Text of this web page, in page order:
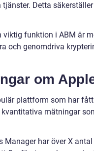
Detta
viktig funktion i ABM är
och genomdriva
om
plattform som har
mätningar
Manager har över X